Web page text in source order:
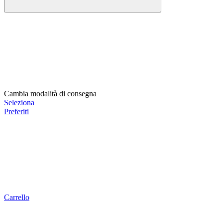
Cambia modalità di consegna
Seleziona
Preferiti
Carrello